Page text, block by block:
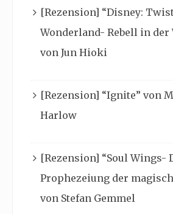
[Rezension] “Disney:
Wonderland- Rebell in der
von Jun Hioki
[Rezension] “Ignite” von
Harlow
[Rezension] “Soul Wings-
Prophezeiung der
von Stefan Gemmel